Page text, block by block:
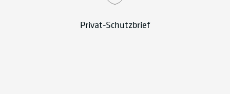
Privat-Schutzbrief